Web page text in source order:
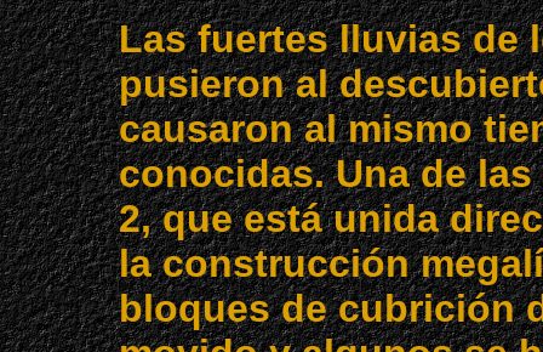
Las fuertes lluvias de
pusieron al
causaron al mismo
conocidas. Una de las
2, que está unida
la construcción
bloques de cubrición